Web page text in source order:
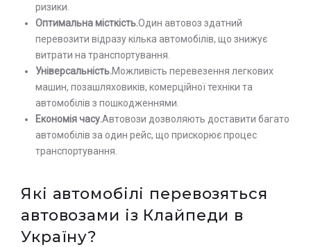
ризики.
Оптимальна місткість.Один автовоз здатний
перевозити відразу кілька автомобілів, що знижує
витрати на транспортування.
Універсальність.Можливість перевезення легкових
машин, позашляховиків, комерційної техніки та
автомобілів з пошкодженнями.
Економія часу.Автовози дозволяють доставити багато
автомобілів за один рейс, що прискорює процес
транспортування.
Які автомобілі перевозяться
автовозами із Клайпеди в
Україну?